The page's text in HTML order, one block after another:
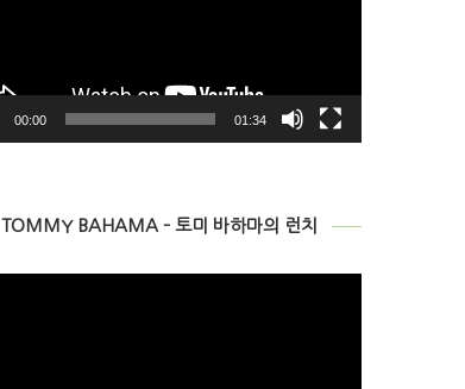
00:00 01:34
TOMMY BAHAMA – 토미 바하마의 런치